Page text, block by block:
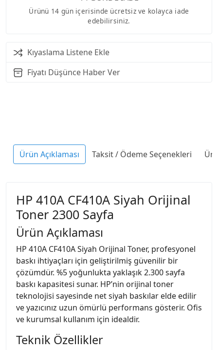
Ürünü 14 gün içerisinde ücretsiz ve kolayca iade
edebilirsiniz.
Kıyaslama Listene Ekle
Fiyatı Düşünce Haber Ver
Ürün Açıklaması Taksit / Ödeme Seçenekleri
HP 410A CF410A Siyah Orijinal
Toner 2300 Sayfa
Ürün Açıklaması
HP 410A CF410A Siyah Orijinal Toner, profesyonel
baskı ihtiyaçları için geliştirilmiş güvenilir bir
çözümdür. %5 yoğunlukta yaklaşık 2.300 sayfa
baskı kapasitesi sunar. HP’nin orijinal toner
teknolojisi sayesinde net siyah baskılar elde edilir
ve yazıcınız uzun ömürlü performans gösterir. Ofis
ve kurumsal kullanım için idealdir.
Teknik Özellikler